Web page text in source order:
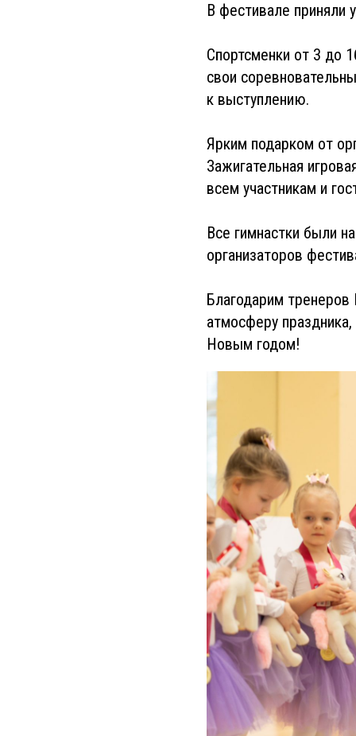
В фестивале приняли
Спортсменки от 3 до
свои
к выступлению.
Ярким подарком от
Зажигательная
всем участникам и
Все гимнастки были
организаторов
Благодарим
атмосферу
Новым годом!